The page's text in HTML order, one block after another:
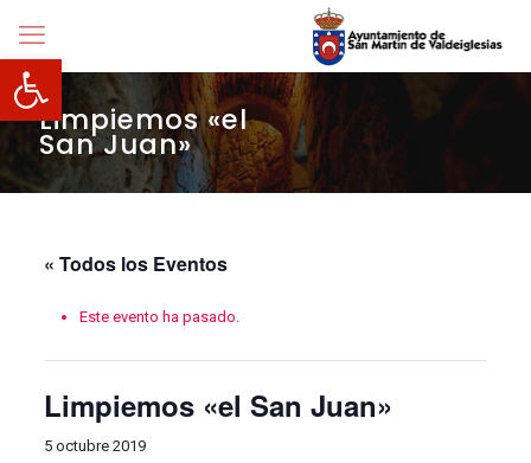
Abrir barra de herramientas
Limpiemos «el
San Juan»
« Todos los Eventos
Este evento ha pasado.
Limpiemos «el San Juan»
5 octubre 2019